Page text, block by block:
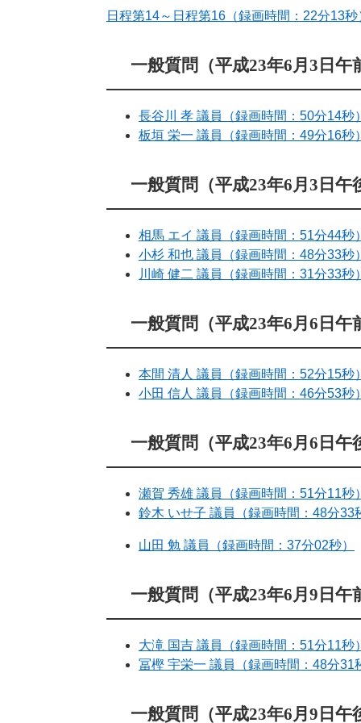
日程第14～日程第16（録画時間：22分13秒
一般質問（平成23年6月3日午
長谷川 孝 議員（録画時間：50分14秒）
板垣 栄一 議員（録画時間：49分16秒）
一般質問（平成23年6月3日午
相馬 エイ 議員（録画時間：51分44秒）
小杉 和也 議員（録画時間：48分33秒）
川崎 健二 議員（録画時間：31分33秒）
一般質問（平成23年6月6日午
本間 清人 議員（録画時間：52分15秒）
小田 信人 議員（録画時間：46分53秒）
一般質問（平成23年6月6日午
瀬賀 秀雄 議員（録画時間：51分11秒）
鈴木 いせ子 議員（録画時間：48分33
山田 勉 議員（録画時間：37分02秒）
一般質問（平成23年6月9日午
大滝 国吉 議員（録画時間：51分11秒）
冨樫 宇栄一 議員（録画時間：48分31
一般質問（平成23年6月9日午